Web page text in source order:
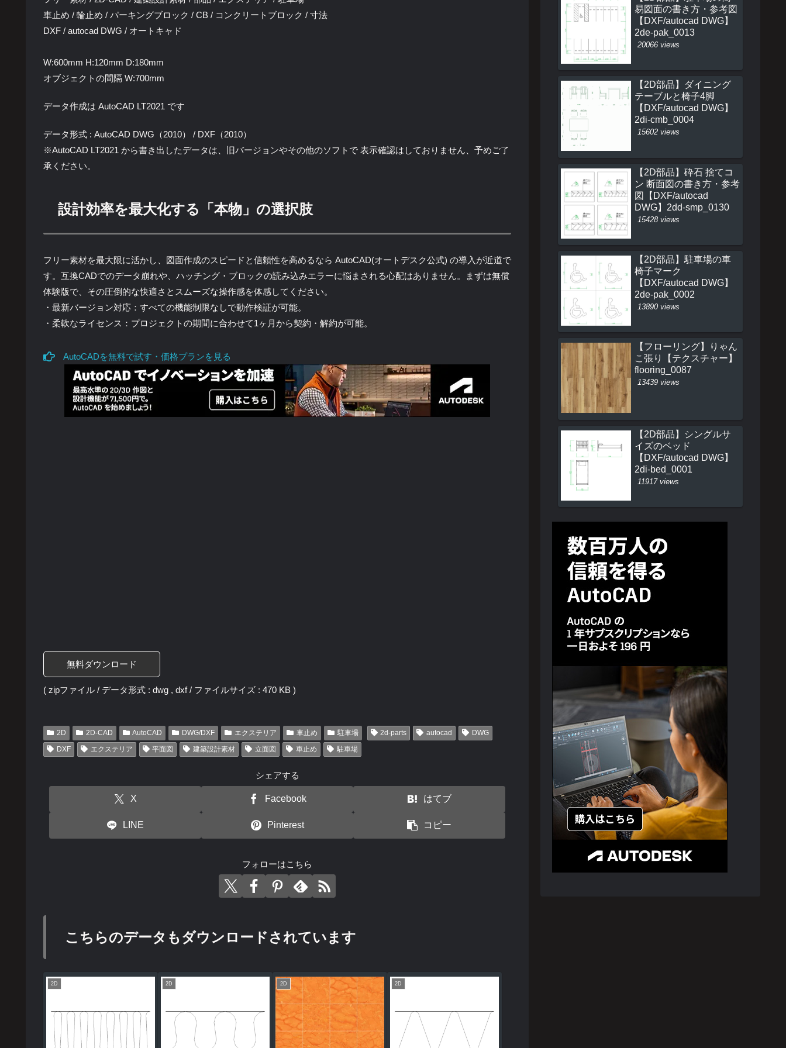
車止め / 輪止め / パーキングブロック / CB / コンクリートブロック / 寸法
DXF / autocad DWG / オートキャド
W:600mm H:120mm D:180mm
オブジェクトの間隔 W:700mm
データ作成は AutoCAD LT2021 です
データ形式 : AutoCAD DWG（2010） / DXF（2010）
※AutoCAD LT2021 から書き出したデータは、旧バージョンやその他のソフトで 表示確認はしておりません、予めご了
承ください。
設計効率を最大化する「本物」の選択肢
フリー素材を最大限に活かし、図面作成のスピードと信頼性を高めるなら AutoCAD(オートデスク公式) の導入が近道で
す。互換CADでのデータ崩れや、ハッチング・ブロックの読み込みエラーに悩まされる心配はありません。まずは無償
体験版で、その圧倒的な快適さとスムーズな操作感を体感してください。
・最新バージョン対応：すべての機能制限なしで動作検証が可能。
・柔軟なライセンス：プロジェクトの期間に合わせて1ヶ月から契約・解約が可能。
AutoCADを無料で試す・価格プランを見る
無料ダウンロード
( zipファイル / データ形式 : dwg , dxf / ファイルサイズ : 470 KB )
2D 2D-CAD AutoCAD DWG/DXF エクステリア 車止め 駐車場 2d-parts autocad
DWG
DXF
エクステリア 平面図 建築設計素材 立面図 車止め 駐車場
シェアする
X Facebook はてブ
LINE Pinterest コピー
フォローはこちら
こちらのデータもダウンロードされています
2D 2D 2D 2D
易図面の書き方・参考図
【DXF/autocad DWG】
2de-pak_0013
20066 views
【2D部品】ダイニング
テーブルと椅子4脚
【DXF/autocad DWG】
2di-cmb_0004
15602 views
【2D部品】砕石 捨てコ
ン 断面図の書き方・参考
図【DXF/autocad
DWG】2dd-smp_0130
15428 views
【2D部品】駐車場の車
椅子マーク
【DXF/autocad DWG】
2de-pak_0002
13890 views
【フローリング】りゃん
こ張り【テクスチャー】
flooring_0087
13439 views
【2D部品】シングルサ
イズのベッド
【DXF/autocad DWG】
2di-bed_0001
11917 views